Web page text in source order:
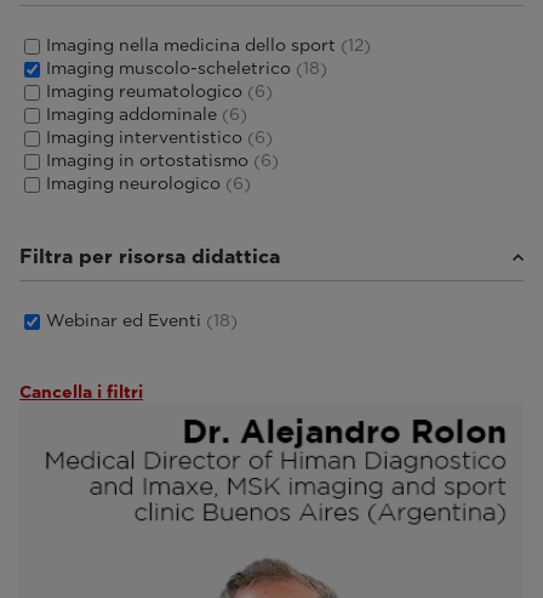
Imaging nella medicina dello sport (12)
Imaging muscolo-scheletrico (18)
Imaging reumatologico (6)
Imaging addominale (6)
Imaging interventistico (6)
Imaging in ortostatismo (6)
Imaging neurologico (6)
Filtra per risorsa didattica
Webinar ed Eventi (18)
Cancella i filtri